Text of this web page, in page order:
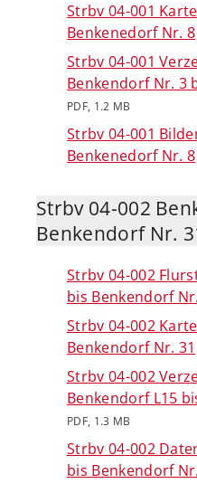
Strbv 04-001
Benkenedorf Nr. 8
Strbv 04-001
Benkendorf Nr. 3
PDF, 1.2 MB
Strbv 04-001
Benkenedorf Nr. 8
Strbv 04-002
Benkendorf Nr.
Strbv 04-002
bis Benkendorf
Strbv 04-002
Benkendorf Nr. 31
Strbv 04-002
Benkendorf L15
PDF, 1.3 MB
Strbv 04-002
bis Benkendorf